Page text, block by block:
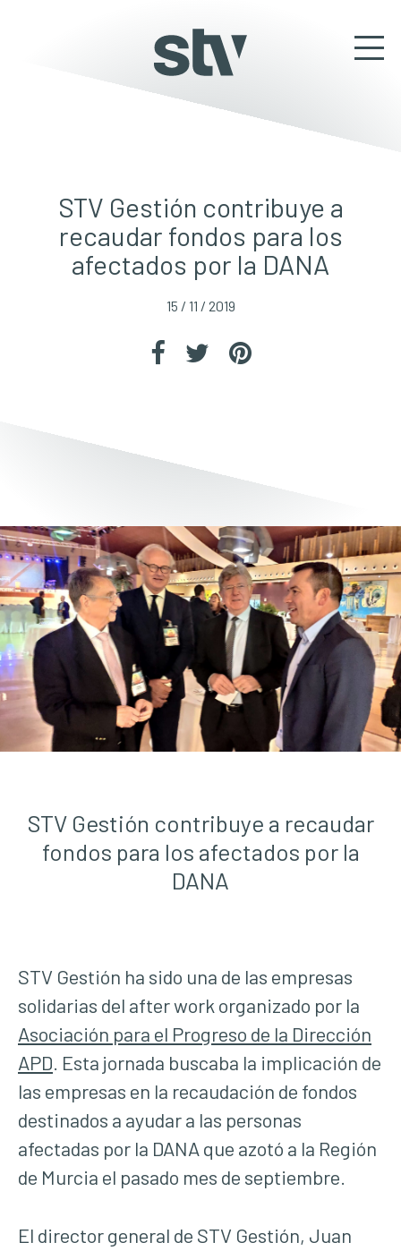
STV Gestión contribuye a
recaudar fondos para los
afectados por la DANA
15 / 11 / 2019
STV Gestión contribuye a recaudar
fondos para los afectados por la
DANA
STV Gestión ha sido una de las empresas
solidarias del after work organizado por la
Asociación para el Progreso de la Dirección
APD . Esta jornada buscaba la implicación de
las empresas en la recaudación de fondos
destinados a ayudar a las personas
afectadas por la DANA que azotó a la Región
de Murcia el pasado mes de septiembre.
El director general de STV Gestión, Juan